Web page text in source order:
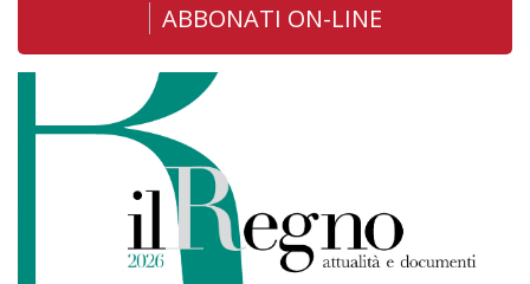
ABBONATI ON-LINE